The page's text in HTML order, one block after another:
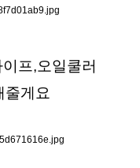
프,오일쿨러
줄게요